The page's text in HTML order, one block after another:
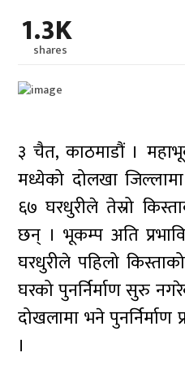
1.3K
shares
३ चैत, काठमाडौं ।
मध्येको दोलखा जिल्लामा
६७ घरधुरीले तेस्रो
छन् । भूकम्प अति
घरधुरीले पहिलो
घरको पुनर्निर्माण सुरु
दोखलामा भने पुनर्निर्माण
।